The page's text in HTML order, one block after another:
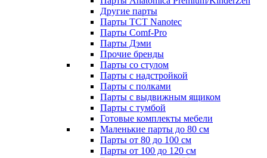
Другие парты
Парты TCT Nanotec
Парты Comf-Pro
Парты Дэми
Прочие бренды
Парты со стулом
Парты с надстройкой
Парты с полками
Парты с выдвижным ящиком
Парты с тумбой
Готовые комплекты мебели
Маленькие парты до 80 см
Парты от 80 до 100 см
Парты от 100 до 120 см